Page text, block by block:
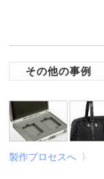
その他の事例
製作プロセスへ 〉